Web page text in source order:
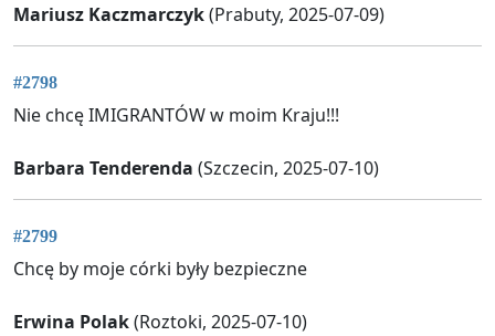
Mariusz Kaczmarczyk(Prabuty, 2025-07-09)
#2798
Nie chcę IMIGRANTÓW w moim Kraju!!!
Barbara Tenderenda (Szczecin, 2025-07-10)
#2799
Chcę by moje córki były bezpieczne
Erwina Polak(Roztoki, 2025-07-10)